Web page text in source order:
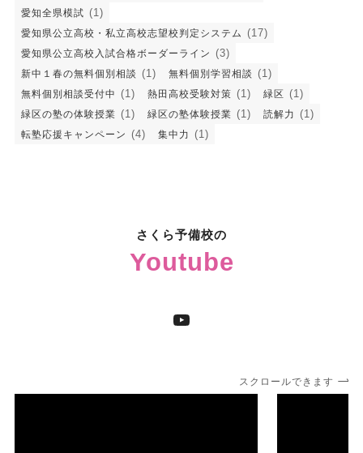
愛知全県模試 (1)
愛知県公立高校・私立高校志望校判定システム (17)
愛知県公立高校入試合格ボーダーライン (3)
新中１春の無料個別相談 (1) 無料個別学習相談 (1)
無料個別相談受付中 (1) 熱田高校受験対策 (1) 緑区 (1)
緑区の塾の体験授業 (1) 緑区の塾体験授業 (1) 読解力 (1)
転塾応援キャンペーン (4) 集中力 (1)
さくら予備校の
Youtube
YouTube
スクロールできます